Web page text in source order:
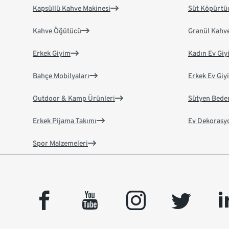
Kapsüllü Kahve Makinesi
Kahve Öğütücü
Süt
Granül
Erkek Giyim
Bahçe Mobilyaları
Outdoor & Kamp Ürünleri
Erkek Pijama Takımı
Spor Malzemeleri
Kadın Ev
Erkek Ev
Sütyen
Ev
facebook youtube instagram twitter